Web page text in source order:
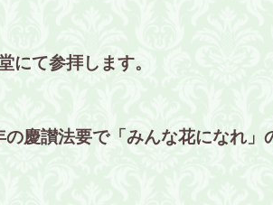
にて参拝します。
慶讃法要で「みんな花になれ